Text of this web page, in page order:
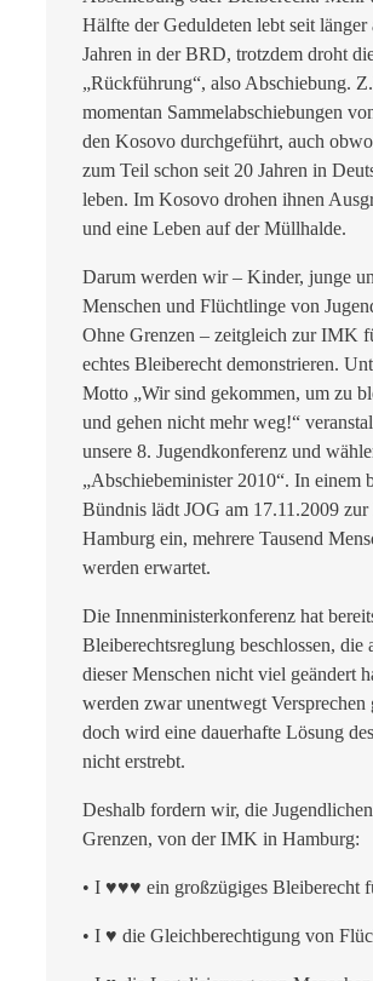
Hälfte der Geduldeten lebt seit länger
Jahren in der BRD, trotzdem droht
„Rückführung“, also Abschiebung.
momentan Sammelabschiebungen
den Kosovo durchgeführt, auch
zum Teil schon seit 20 Jahren in
leben. Im Kosovo drohen ihnen
und eine Leben auf der Müllhalde.
Darum werden wir – Kinder, junge
Menschen und Flüchtlinge von
Ohne Grenzen – zeitgleich zur IMK
echtes Bleiberecht demonstrieren.
Motto „Wir sind gekommen, um zu
und gehen nicht mehr weg!“
unsere 8. Jugendkonferenz und
„Abschiebeminister 2010“. In einem
Bündnis lädt JOG am 17.11.2009
Hamburg ein, mehrere Tausend
werden erwartet.
Die Innenministerkonferenz hat
Bleiberechtsreglung beschlossen, die
dieser Menschen nicht viel geändert
werden zwar unentwegt Versprechen
doch wird eine dauerhafte Lösung
nicht erstrebt.
Deshalb fordern wir, die
Grenzen, von der IMK in Hamburg:
• I ♥♥♥ ein großzügiges Bleiberecht
• I ♥ die Gleichberechtigung von